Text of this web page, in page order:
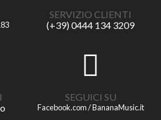
SERVIZIO CLIENTI
(+39) 0444 134 3209
SEGUICI SU
Facebook.com / BananaMusic.it